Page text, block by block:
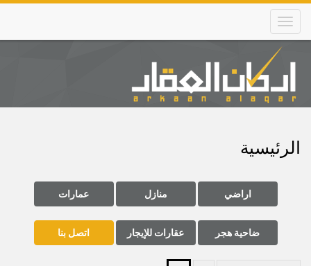
Skip
main
content
Main
navigation
الرئيسية
اراضي منازل عمارات
ضاحية هجر عقارات للإيجار اتصل بنا